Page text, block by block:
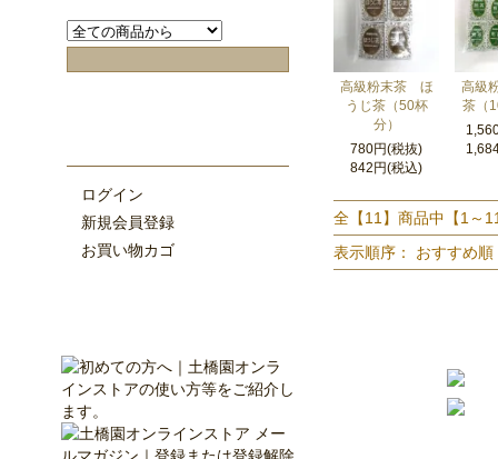
ログイン
新規会員登録
お買い物カゴ
高級粉末茶 ほ
うじ茶（50杯
分）
780円(税抜)
842円(税込)
高級
茶（
全【11】商品中【1～
表示順序： おすすめ順